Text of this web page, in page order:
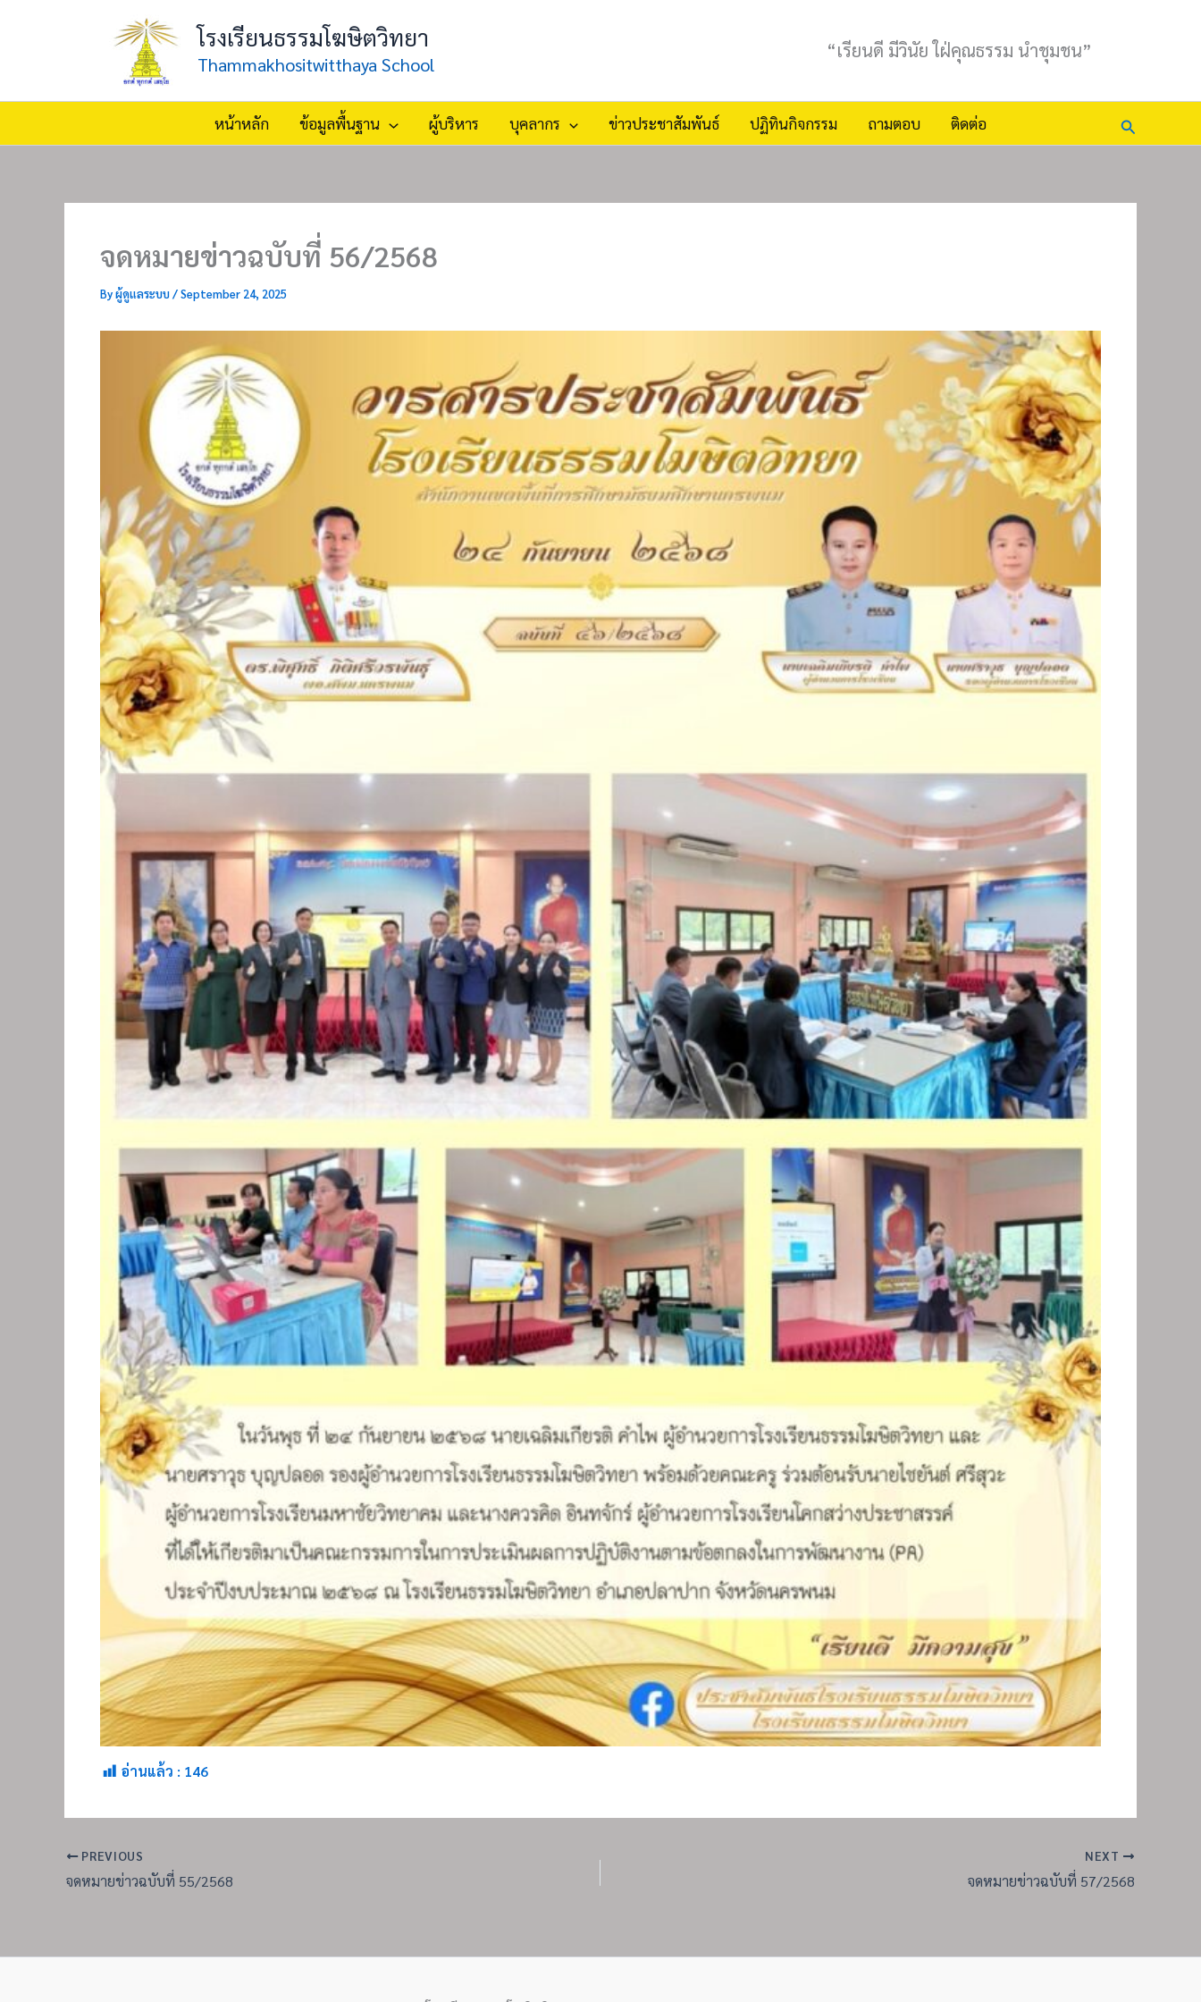
โรงเรียนธรรมโฆษิตวิทยา
Thammakhositwitthaya School
“เรียนดี มีวินัย ใฝ่คุณธรรม นำชุมชน”
หน้าหลัก ข้อมูลพื้นฐาน ผู้บริหาร บุคลากร ข่าวประชาสัมพันธ์ ปฏิทินกิจกรรม ถามตอบ ติดต่อ Search
จดหมายข่าวฉบับที่ 56/2568
Byผู้ดูแลระบบ/September 24, 2025
อ่านแล้ว : 146
PREVIOUS
จดหมายข่าวฉบับที่ 55/2568
NEXT
จดหมายข่าวฉบับที่ 57/2568